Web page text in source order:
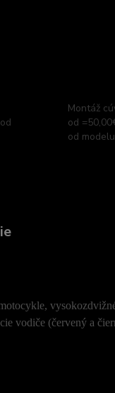
Montáž
od
od
vodiče (červený a